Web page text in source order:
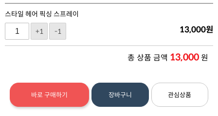
스타일 헤어 픽싱 스프레이
+1
-1 13,000원
총 상품 금액 13,000원
바로 구매하기 장바구니 관심상품